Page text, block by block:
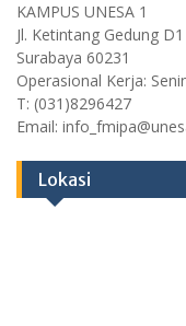
KAMPUS UNESA 1
Jl. Ketintang Gedung D1
Surabaya 60231
Operasional Kerja:
T: (031)8296427
Email:
Lokasi